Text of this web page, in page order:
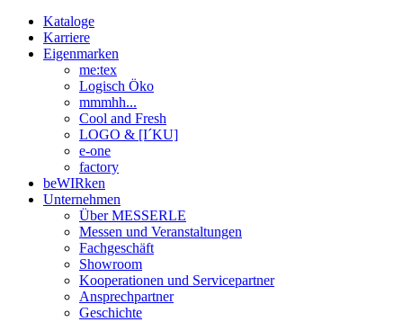
Kataloge
Karriere
Eigenmarken
me:tex
Logisch Öko
mmmhh...
Cool and Fresh
LOGO & [I´KU]
e-one
factory
beWIRken
Unternehmen
Über MESSERLE
Messen und Veranstaltungen
Fachgeschäft
Showroom
Kooperationen und Servicepartner
Ansprechpartner
Geschichte